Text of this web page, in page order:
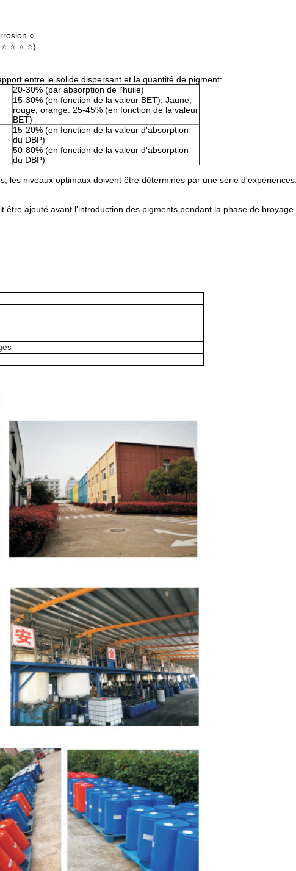
○
⭐ ⭐ ⭐)
entre le solide dispersant et la quantité de pigment:
20-30% (par absorption de l'huile)
15-30% (en fonction de la valeur BET); Jaune,
rouge, orange: 25-45% (en fonction de la valeur
BET)
15-20% (en fonction de la valeur d'absorption
du DBP)
50-80% (en fonction de la valeur d'absorption
du DBP)
les niveaux optimaux doivent être déterminés par une série
ajouté avant l'introduction des pigments pendant la phase de broyage.